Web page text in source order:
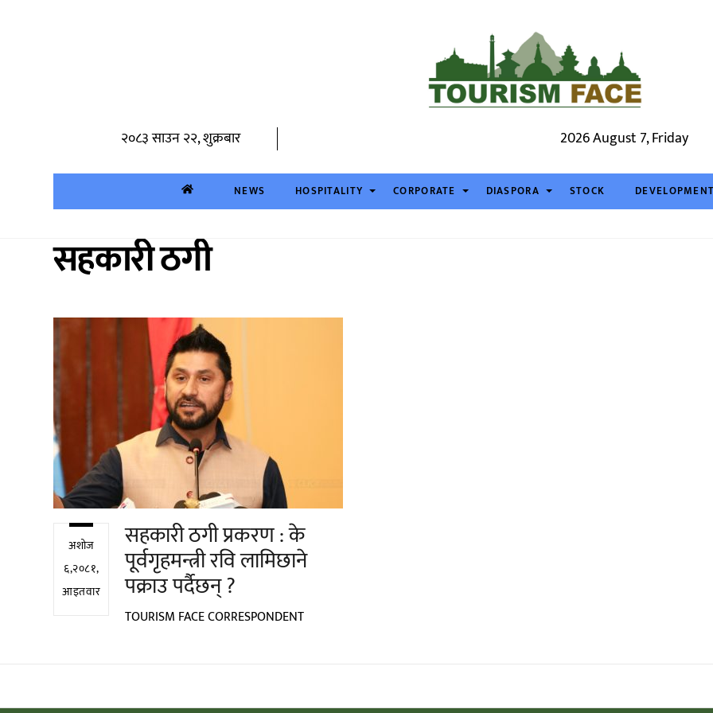
२०८३ साउन २२, शुक्रबार 2026 August 7, Friday
NEWS HOSPITALITY CORPORATE DIASPORA STOCK DEVELOPMENT
सहकारी ठगी
अशोज
६,२०८१,
आइतवार
सहकारी ठगी प्रकरण : के
पूर्वगृहमन्त्री रवि लामिछाने
पक्राउ पर्दैछन् ?
TOURISM FACE CORRESPONDENT